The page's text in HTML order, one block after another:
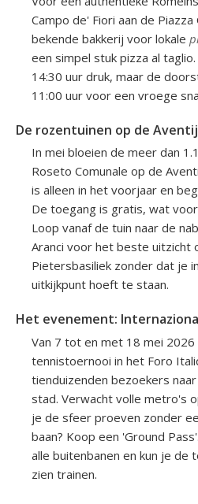
Campo de' Fiori aan de
bekende bakkerij voor lokale
een simpel stuk pizza al
14:30 uur druk, maar de
11:00 uur voor een vroege
De rozentuinen op de
In mei bloeien de meer dan
Roseto Comunale op de
is alleen in het voorjaar en
De toegang is gratis, wat
Loop vanaf de tuin naar de
Aranci voor het beste uitzicht
Pietersbasiliek zonder dat je
uitkijkpunt hoeft te staan.
Het evenement:
Van 7 tot en met 18 mei
tennistoernooi in het Foro
tienduizenden bezoekers
stad. Verwacht volle metro's
je de sfeer proeven zonder
baan? Koop een 'Ground
alle buitenbanen en kun je de
zien trainen.